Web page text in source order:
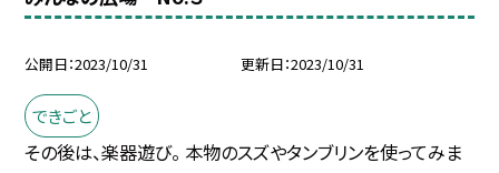
公開日 2023/10/31 更新日 2023/10/31
できごと
その後は、楽器遊び。 本物のスズやタンブリンを使ってみま